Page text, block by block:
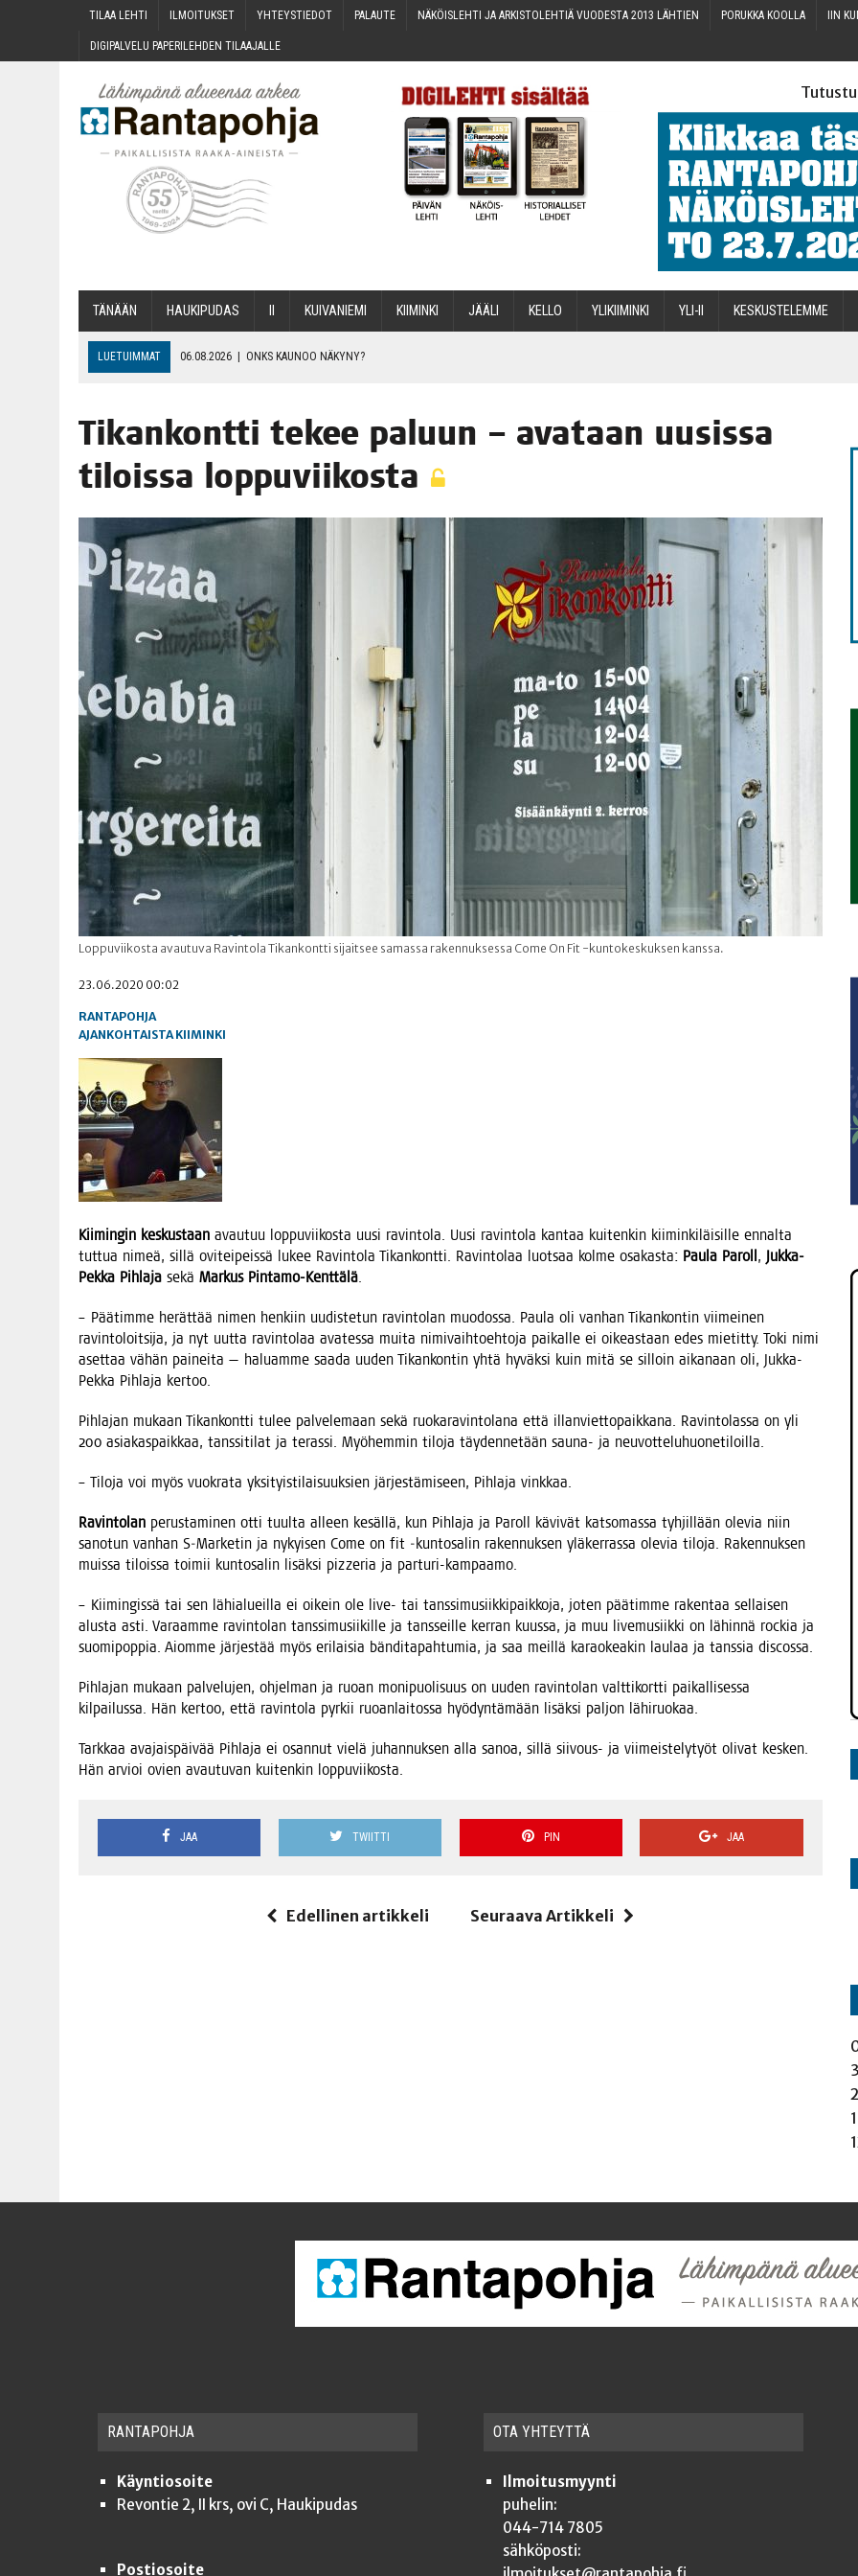
TILAA LEH­TI ILMOI­TUK­SET YHTEYS­TIE­DOT PALAU­TE NÄKÖIS­LEH­TI JA ARKIS­TO­LEH­TIÄ VUO­DES­TA 2013 LÄHTIEN PORUK­KA KOOLLA IIN
DIGI­PAL­VE­LU PAPE­RI­LEH­DEN TILAAJALLE
TÄNÄÄN HAU­KI­PU­DAS KUI­VA­NIE­MI KII­MIN­KI JÄÄ­LI KEL­LO YLI­KII­MIN­KI YLI-II KES­KUS­TE­LEM­ME
LUETUIMMAT 06.08.2026 | ONKS KAU­NOO NÄKYNY?
06.08.2026 OPIN­TOI­HIN KAN­SA­LAIS­OPIS­TOS­SA VOI SAA­DA AVUSTUSTA
06.08.2026 | KII­MIN­KI­PÄI­VÄT JÄR­JES­TE­TÄÄN PERIN­TEI­TÄ KUNNIOITTAEN
Tikan­kont­ti tekee paluun – ava­taan uusis­sa
tilois­sa loppuviikosta
Loppuviikosta avautuva Ravintola Tikankontti sijaitsee samassa rakennuksessa Come On Fit -kuntokeskuksen kanssa.
23.06.2020 00:02
RANTAPOHJA
AJANKOHTAISTA KIIMINKI
Kii­min­gin kes­kus­taan avau­tuu lop­pu­vii­kos­ta uusi ravin­to­la. Uusi ravin­to­la kan­taa kui­ten­kin kii­min­ki­läi­sil­le ennal­ta
tut­tua nimeä, sil­lä ovi­tei­peis­sä lukee Ravin­to­la Tikan­kont­ti. Ravin­to­laa luot­saa kol­me osa­kas­ta: Pau­la Paroll , Juk­ka-
Pek­ka Pih­la­ja sekä Mar­kus Pin­ta­mo-Kent­tä­lä
– Pää­tim­me herät­tää nimen hen­kiin uudis­te­tun ravin­to­lan muo­dos­sa. Pau­la oli van­han Tikan­kon­tin vii­mei­nen
ravin­to­loit­si­ja, ja nyt uut­ta ravin­to­laa ava­tes­sa mui­ta nimi­vaih­toeh­to­ja pai­kal­le ei oikeas­taan edes mie­tit­ty. Toki nimi
aset­taa vähän pai­nei­ta — haluam­me saa­da uuden Tikan­kon­tin yhtä hyväk­si kuin mitä se sil­loin aika­naan oli, Juk­ka-
Pek­ka Pih­la­ja kertoo.
Pih­la­jan mukaan Tikan­kont­ti tulee pal­ve­le­maan sekä ruo­ka­ra­vin­to­la­na että illan­viet­to­paik­ka­na. Ravin­to­las­sa on yli
200 asia­kas­paik­kaa, tans­si­ti­lat ja teras­si. Myö­hem­min tilo­ja täy­den­ne­tään sau­na- ja neuvotteluhuonetiloilla.
– Tilo­ja voi myös vuo­kra­ta yksi­tyis­ti­lai­suuk­sien jär­jes­tä­mi­seen, Pih­la­ja vinkkaa.
Ravin­to­lan perus­ta­mi­nen otti tuul­ta alleen kesäl­lä, kun Pih­la­ja ja Paroll kävi­vät kat­so­mas­sa tyh­jil­lään ole­via niin
sano­tun van­han S‑Marketin ja nykyi­sen Come on fit ‑kun­to­sa­lin raken­nuk­sen ylä­ker­ras­sa ole­via tilo­ja. Raken­nuk­sen
muis­sa tilois­sa toi­mii kun­to­sa­lin lisäk­si pizze­ria ja parturi-kampaamo.
– Kii­min­gis­sä tai sen lähia­lueil­la ei oikein ole live- tai tans­si­musiik­ki­paik­ko­ja, joten pää­tim­me raken­taa sel­lai­sen
alus­ta asti. Varaam­me ravin­to­lan tans­si­musii­kil­le ja tans­seil­le ker­ran kuus­sa, ja muu live­musiik­ki on lähin­nä roc­kia ja
suo­mi­pop­pia. Aiom­me jär­jes­tää myös eri­lai­sia bän­di­ta­pah­tu­mia, ja saa meil­lä karao­kea­kin lau­laa ja tans­sia discossa.
Pih­la­jan mukaan pal­ve­lu­jen, ohjel­man ja ruo­an moni­puo­li­suus on uuden ravin­to­lan valt­ti­kort­ti pai­kal­li­ses­sa
kil­pai­lus­sa. Hän ker­too, että ravin­to­la pyr­kii ruo­an­lai­tos­sa hyö­dyn­tä­mään lisäk­si pal­jon lähiruokaa.
Tark­kaa ava­jais­päi­vää Pih­la­ja ei osan­nut vie­lä juhan­nuk­sen alla sanoa, sil­lä sii­vous- ja vii­meis­te­ly­työt oli­vat kes­ken.
Hän arvioi ovien avau­tu­van kui­ten­kin loppuviikosta.
JAA TWIITTI PIN JAA
Edellinen artikkeli Seuraava Artikkeli
RAN­TA­POH­JA
Käyntiosoite
Revontie 2, II krs, ovi C, Haukipudas
Postiosoite
OTA YHTEYT­TÄ
Ilmoitusmyynti
puhelin:
044-714 7805
sähköposti: